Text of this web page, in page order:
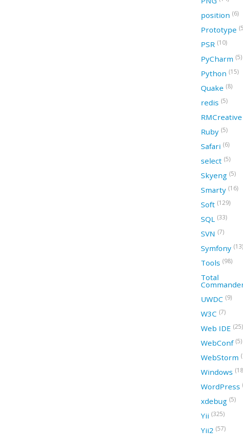
position (6)
Prototype
PSR (10)
PyCharm (5)
Python (15)
Quake (8)
redis (5)
RMCreative
Ruby (5)
Safari (6)
select (5)
Skyeng (5)
Smarty (16)
Soft (129)
SQL (33)
SVN (7)
Symfony (13)
Tools (98)
Total
UWDC (9)
W3C (7)
Web IDE (25)
WebConf (5)
WebStorm
Windows
WordPress
xdebug (5)
Yii (325)
Yii2 (57)